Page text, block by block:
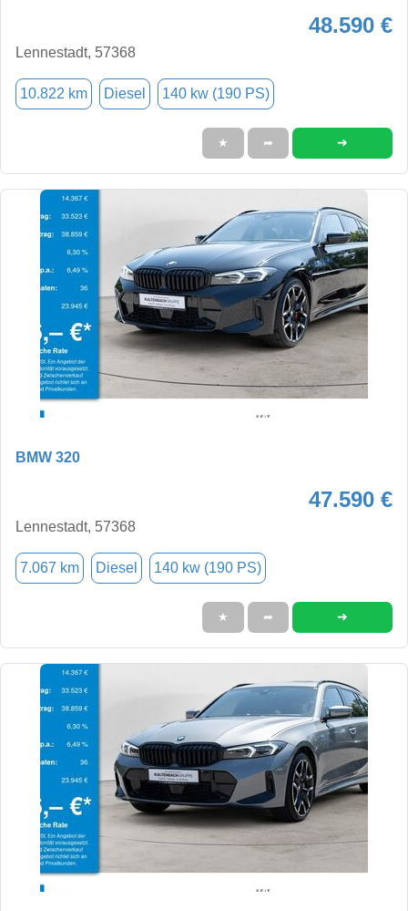
48.590 €
Lennestadt, 57368
10.822 km Diesel 140 kw (190 PS)
★ ➦ ➜
BMW 320
47.590 €
Lennestadt, 57368
7.067 km Diesel 140 kw (190 PS)
★ ➦ ➜